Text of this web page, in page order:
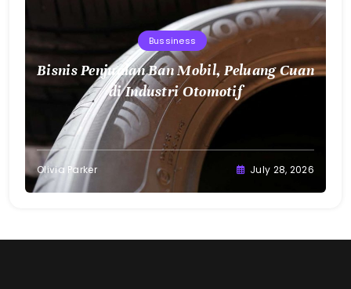
Bussiness
Bisnis Penjualan Ban Mobil, Peluang Cuan
di Industri Otomotif
Olivia Parker July 28, 2026